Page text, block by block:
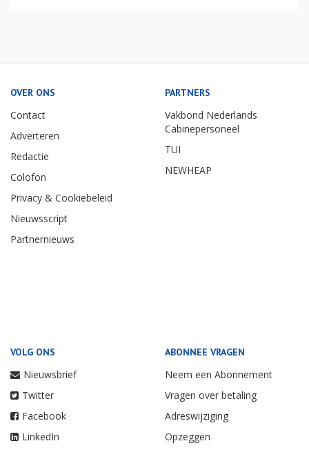
OVER ONS
Contact
Adverteren
Redactie
Colofon
Privacy & Cookiebeleid
Nieuwsscript
Partnernieuws
PARTNERS
Vakbond Nederlands
Cabinepersoneel
TUI
NEWHEAP
VOLG ONS
Nieuwsbrief
Twitter
Facebook
LinkedIn
ABONNEE VRAGEN
Neem een Abonnement
Vragen over betaling
Adreswijziging
Opzeggen